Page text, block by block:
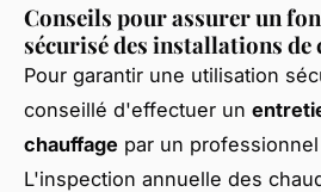
Conseils pour assurer un
sécurisé des installations de
Pour garantir une utilisation
conseillé d'effectuer un
chauffage par un
L'inspection annuelle des